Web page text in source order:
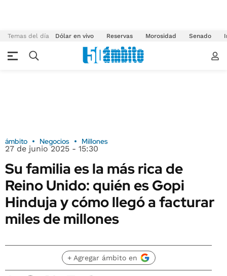
Temas del día Dólar en vivo Reservas Morosidad Senado
ámbito Negocios Millones
27 de junio 2025 - 15:30
Su familia es la más rica de
Reino Unido: quién es Gopi
Hinduja y cómo llegó a facturar
miles de millones
+ Agregar ámbito en